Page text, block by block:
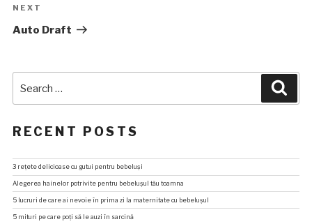
Next
NEXT
Auto Draft
Search
for:
RECENT POSTS
3 rețete delicioase cu gutui pentru bebeluși
Alegerea hainelor potrivite pentru bebelușul tău toamna
5 lucruri de care ai nevoie în prima zi la maternitate cu bebelușul
5 mituri pe care poți să le auzi în sarcină